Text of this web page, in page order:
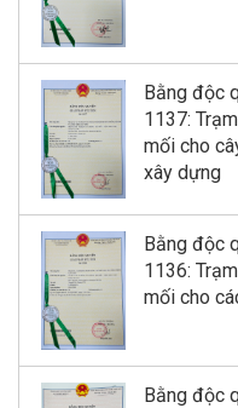
Bằng độc
1137:
mối cho
xây dựng
Bằng độc
1136:
mối cho
Bằng độc